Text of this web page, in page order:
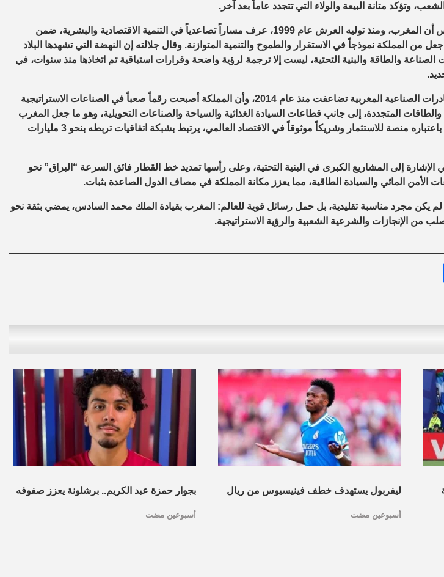
وتؤكد متانة البيعة والولاء التي تتجدد عاماً بعد آخر.
وأكد الملك محمد السادس أن المغرب، ومنذ توليه العرش عام 1999، عرف مساراً تصاعدياً في التنمية الاقتصادية والبشرية، ضمن
المملكة نموذجاً في الاستقرار والطموح والتنمية المتوازنة. وقال جلالته إن النهضة التي تشهدها البلاد
والطاقة والبنية التحتية، ليست إلا ترجمة لرؤية واضحة وقرارات استباقية تم اتخاذها منذ سنوات، في
وأشار الملك إلى أن الصادرات الصناعية المغربية تضاعفت منذ عام 2014، وأن المملكة أصبحت رقماً صعباً في الصناعات الاستراتيجية
المتجددة، إلى جانب قطاعات السيادة الغذائية والسياحة والصناعات التحويلية، وهو ما جعل المغرب
يحظى بثقة دولية واسعة باعتباره منصة للاستثمار وشريكاً موثوقاً في الاقتصاد العالمي، يرتبط بشبكة اتفاقيات تربطه بنحو 3 مليارات
إلى المشاريع الكبرى في البنية التحتية، وعلى رأسها تمديد خط القطار فائق السرعة “البراق” نحو
المائي والسيادة الطاقية، مما يعزز مكانة المملكة في مصاف الدول الصاعدة بثبات.
يكن مجرد مناسبة تقليدية، بل حمل رسائل قوية للعالم: المغرب بقيادة الملك محمد السادس، يمضي بثقة نحو
من الإنجازات والشرعية الشعبية والرؤية الاستراتيجية.
ليفربول يستهدف خطف فينيسيوس من ريال
أسبوعين مضت
بجوار حمزة عبد الكريم.. برشلونة يعزز صفوفه
أسبوعين مضت